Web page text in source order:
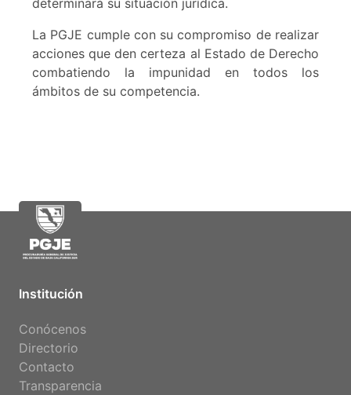
determinará su situación jurídica.
La PGJE cumple con su compromiso de realizar
acciones que den certeza al Estado de Derecho
combatiendo la impunidad en todos los
ámbitos de su competencia.
Institución
Conócenos
Directorio
Contacto
Transparencia